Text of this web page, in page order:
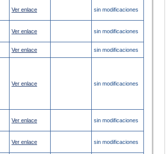
Ver enlace sin modificaciones
Ver enlace sin modificaciones
Ver enlace sin modificaciones
Ver enlace sin modificaciones
Ver enlace sin modificaciones
Ver enlace sin modificaciones